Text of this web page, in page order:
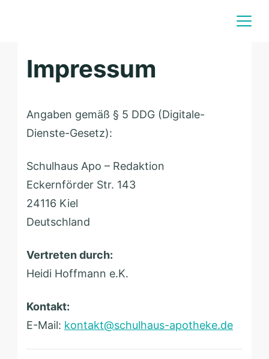
Impressum
Angaben gemäß § 5 DDG (Digitale-
Dienste-Gesetz):
S
c
h
a
-
A
– Redaktion
D
ß
e
4
5
4
e
s
Deutschland
Vertreten durch:
d
i
Kontakt:
E-Mail: kontakt@schulhaus-apotheke.de